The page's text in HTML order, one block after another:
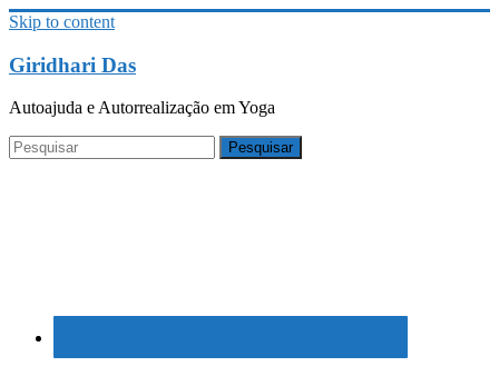
Skip to content
Giridhari Das
Autoajuda e Autorrealização em Yoga